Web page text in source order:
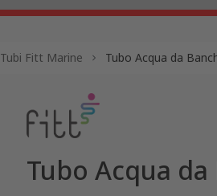
Tubi Fitt Marine Tubo Acqua da
Tubo Acqua